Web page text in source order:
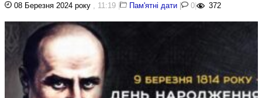
08 Березня 2024 року , 11:19 | Пам'ятні дати | 0| 372